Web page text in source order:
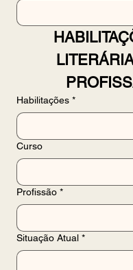
Habilitações *
Curso
Profissão *
Situação Atual *